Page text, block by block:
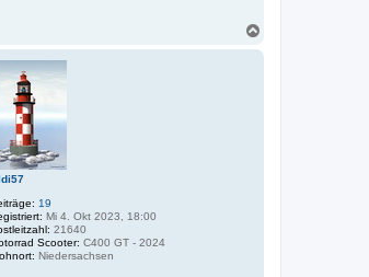
19
Mi 4. Okt 2023, 18:00
21640
Scooter: C400 GT - 2024
Niedersachsen